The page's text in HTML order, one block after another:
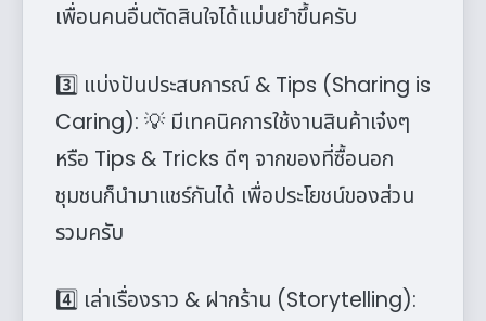
เพื่อนคนอื่นตัดสินใจได้แม่นยำขึ้นครับ
3️⃣ แบ่งปันประสบการณ์ & Tips (Sharing is
Caring): 💡 มีเทคนิคการใช้งานสินค้าเจ๋งๆ
หรือ Tips & Tricks ดีๆ จากของที่ซื้อนอก
ชุมชนก็นำมาแชร์กันได้ เพื่อประโยชน์ของส่วน
รวมครับ
4️⃣ เล่าเรื่องราว & ฝากร้าน (Storytelling):